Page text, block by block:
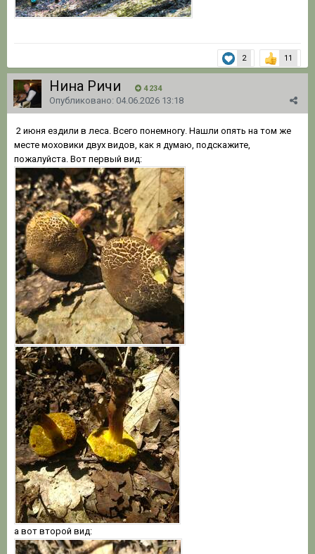
2 11
Нина Ричи 4 234
Опубликовано: 04.06.2026 13:18
2 июня ездили в леса. Всего понемногу. Нашли опять на том же
месте моховики двух видов, как я думаю, подскажите,
пожалуйста. Вот первый вид:
а вот второй вид: